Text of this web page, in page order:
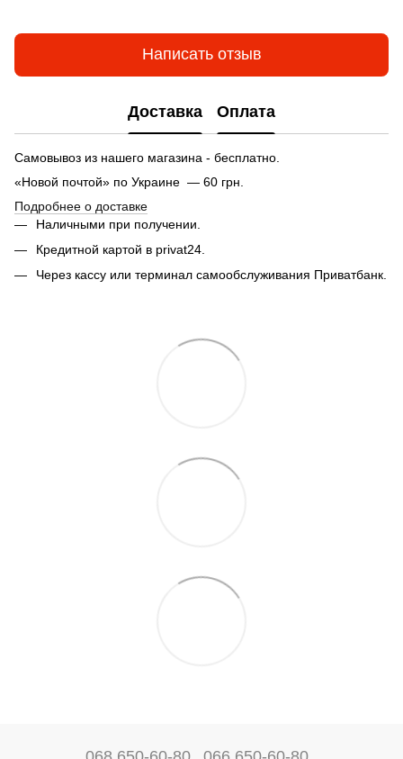
Написать отзыв
Доставка Оплата
Самовывоз из нашего магазина - бесплатно.
«Новой почтой» по Украине — 60 грн.
Подробнее о доставке
Наличными при получении.
Кредитной картой в privat24.
Через кассу или терминал самообслуживания Приватбанк.